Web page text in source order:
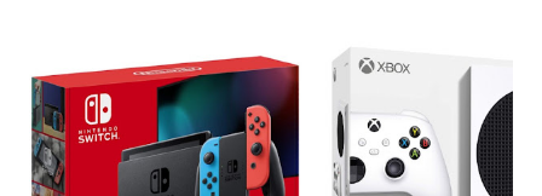
de transporte de grandes quantias em dinheiro vivo, com
movimentações no Brasil e no exterior. (Metrópoles) Mais de
200 policiais federais participaram da operação, cumprindo
45 mandados de busca e apreensão e 39 de prisão
temporária. As ações foram realizadas simultaneamente em